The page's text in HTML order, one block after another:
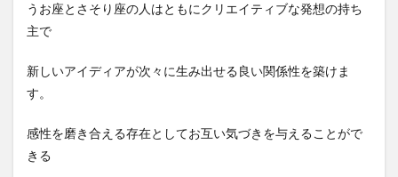
うお座とさそり座の人はともにクリエイティブな発想の持ち
主で
新しいアイディアが次々に生み出せる良い関係性を築けま
す。
感性を磨き合える存在としてお互い気づきを与えることがで
きる